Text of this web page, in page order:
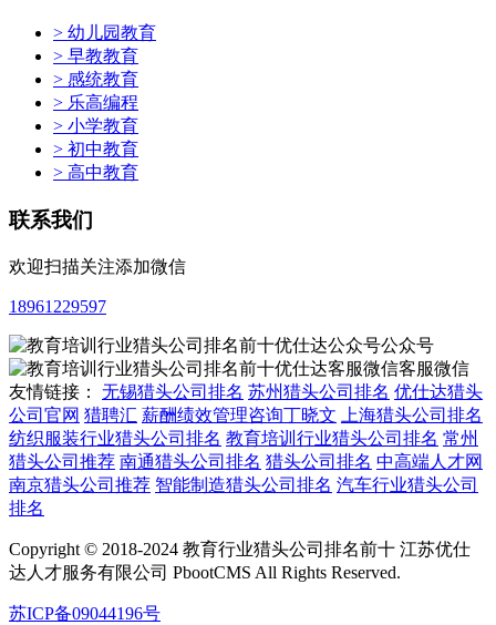
> 幼儿园教育
> 早教教育
> 感统教育
> 乐高编程
> 小学教育
> 初中教育
> 高中教育
联系我们
欢迎扫描关注添加微信
18961229597
公众号
客服微信
友情链接： 无锡猎头公司排名 苏州猎头公司排名 优仕达猎头
公司官网 猎聘汇 薪酬绩效管理咨询丁晓文
上海猎头公司排名
纺织服装行业猎头公司排名 教育培训行业猎头公司排名 常州
猎头公司推荐 南通猎头公司排名 猎头公司排名 中高端人才网
南京猎头公司推荐 智能制造猎头公司排名 汽车行业猎头公司
排名
Copyright © 2018-2024 教育行业猎头公司排名前十 江苏优仕
达人才服务有限公司 PbootCMS All Rights Reserved.
苏ICP备09044196号